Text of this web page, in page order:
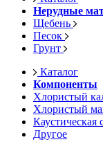
Нерудные
Щебень
Песок
Грунт
Каталог
Компоненты
Хлористый
Хлористый
Каустическая
Другое